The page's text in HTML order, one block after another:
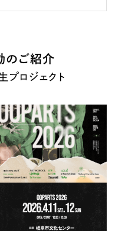
のご紹介
プロジェクト